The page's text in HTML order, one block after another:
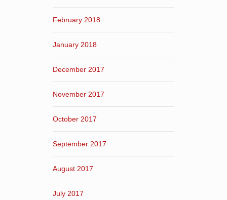
February 2018
January 2018
December 2017
November 2017
October 2017
September 2017
August 2017
July 2017